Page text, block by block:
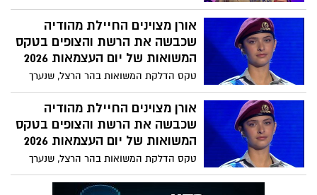
“אחריה״
אורן מצוינים החיילת מהודיה
שכבשה את הרשת והצופים בטקס
המשואות של יום העצמאות 2026
טקס הדלקת המשואות בהר הרצל, שנערך
אמש (שלישי) וחתם את יום הזיכרון לחללי
מערכות ישראל תוך פתיחת חגיגות יום
העצמאות, סיפק השנה לא רק רגעים
ממלכתיים ומרגשים – אלא גם כוכבת בלתי
אורן מצוינים החיילת מהודיה
שכבשה את הרשת והצופים בטקס
המשואות של יום העצמאות 2026
טקס הדלקת המשואות בהר הרצל, שנערך
אמש (שלישי) וחתם את יום הזיכרון לחללי
מערכות ישראל תוך פתיחת חגיגות יום